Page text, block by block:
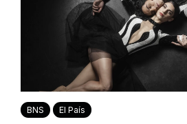
BNS El País